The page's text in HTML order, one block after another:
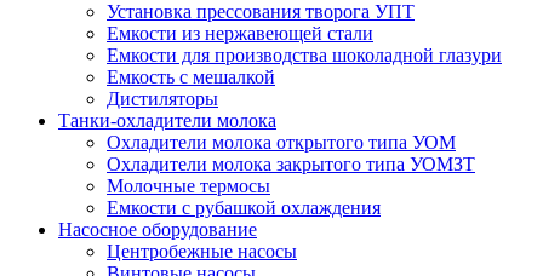
Установка прессования творога УПТ
Емкости из нержавеющей стали
Емкости для производства шоколадной глазури
Емкость с мешалкой
Дистиляторы
Танки-охладители молока
Охладители молока открытого типа УОМ
Охладители молока закрытого типа УОМЗТ
Молочные термосы
Емкости с рубашкой охлаждения
Насосное оборудование
Центробежные насосы